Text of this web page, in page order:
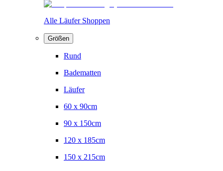
Alle Läufer Shoppen
Größen
Rund
Badematten
Läufer
60 x 90cm
90 x 150cm
120 x 185cm
150 x 215cm